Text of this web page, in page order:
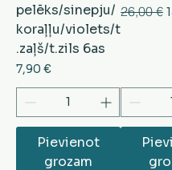
pelēks/sinepju/
koraļļu/violets/t
.zaļš/t.zils 6as
Cena
7,90 €
Pievienot
grozam
Parastā
26,00 €